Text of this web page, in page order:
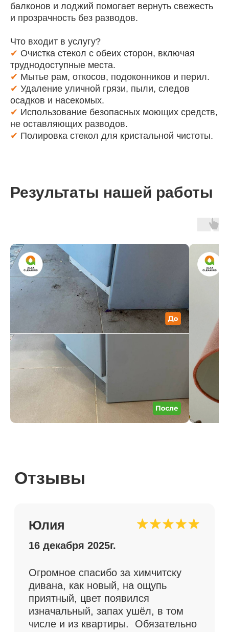
балконов и лоджий помогает вернуть свежесть
и прозрачность без разводов.
Что входит в услугу?
✔ Очистка стекол с обеих сторон, включая
труднодоступные места.
✔ Мытье рам, откосов, подоконников и перил.
✔ Удаление уличной грязи, пыли, следов
осадков и насекомых.
✔ Использование безопасных моющих средств,
не оставляющих разводов.
✔ Полировка стекол для кристальной чистоты.
Результаты нашей работы
Я несомненно к Вам еще обращусь
не только за генеральной и 100%
Евгения
хожу и удивляюсь тому, насколько
все чисто, очень очень довольна)
труд, я в восторге. Ручки у плиты
и жалюзи в туалете никогда такими
чистыми ещё не были, как и вся
квартира)) уже раздаю телефон
друзьям вовсю.
После нескольких неудачных
знакомств с псевдоклининговыми
компаниями, мне наконец повезло,
когда нашла вас! Я очень
переживала, что квартиру после
квартирантов не удастся привести
в порядок, но вам это удалось!
Отдельное спасибо за то, что
вычистили духовку с застарелыми
пятнами. Обязательно обращусь
Огромное спасибо за химчитску
дивана, как новый, на ощупь
16 декабря 2025г.
Юлия
Отзывы